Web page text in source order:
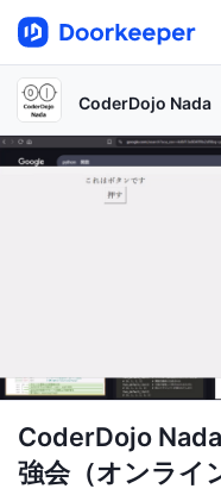
CoderDojo Nada
CoderDojo
強会（オンライ